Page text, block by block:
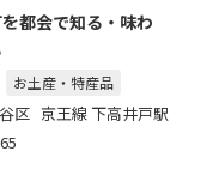
都会で知る・味わ
お土産・特産品
区 京王線 下高井戸駅